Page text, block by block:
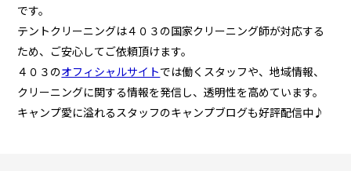
です。
テントクリーニングは４０３の国家クリーニング師が対応する
ため、ご安心してご依頼頂けます。
４０３のオフィシャルサイトでは働くスタッフや、地域情報、
クリーニングに関する情報を発信し、透明性を高めています。
キャンプ愛に溢れるスタッフのキャンプブログも好評配信中♪